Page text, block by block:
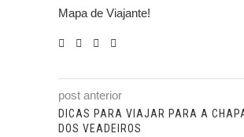
Mapa de Viajante!
post anterior
DICAS PARA VIAJAR PARA A
DOS VEADEIROS